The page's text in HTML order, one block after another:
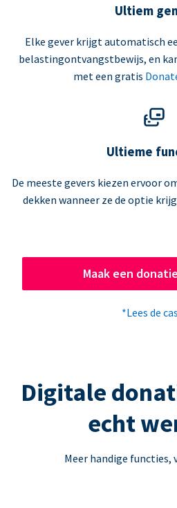
Ultiem
Elke gever krijgt automatisch
belastingontvangstbewijs, en
met een gratis
Ultieme
De meeste gevers kiezen ervoor
dekken wanneer ze de optie
Maak een
*Lees de
Digitale
echt
Meer handige functies,